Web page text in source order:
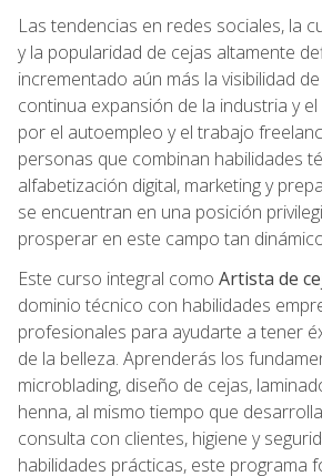
Las tendencias en redes sociales, la
y la popularidad de cejas altamente
incrementado aún más la visibilidad
continua expansión de la industria y
por el autoempleo y el trabajo
personas que combinan habilidades
alfabetización digital, marketing y
se encuentran en una posición
prosperar en este campo tan
Este curso integral como Artista de
dominio técnico con habilidades
profesionales para ayudarte a tener
de la belleza. Aprenderás los
microblading, diseño de cejas,
henna, al mismo tiempo que
consulta con clientes, higiene y
habilidades prácticas, este programa